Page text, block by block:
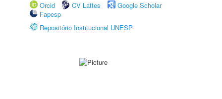
Orcid
CV Lattes
Google Scholar
Fapesp
Repositório Institucional UNESP